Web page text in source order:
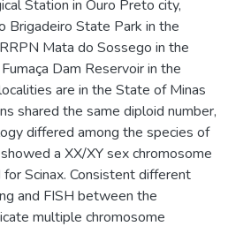
Station in Ouro Preto city,
Brigadeiro State Park in the
Mata do Sossego in the
Dam Reservoir in the
are in the State of Minas
shared the same diploid number,
differed among the species of
a XX/XY sex chromosome
Scinax. Consistent different
and FISH between the
multiple chromosome